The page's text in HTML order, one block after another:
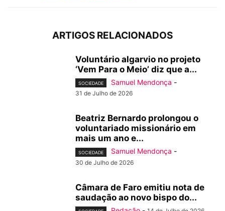
ARTIGOS RELACIONADOS
Voluntário algarvio no projeto
‘Vem Para o Meio’ diz que a...
SOCIEDADE Samuel Mendonça -
31 de Julho de 2026
Beatriz Bernardo prolongou o
voluntariado missionário em
mais um ano e...
SOCIEDADE Samuel Mendonça -
30 de Julho de 2026
Câmara de Faro emitiu nota de
saudação ao novo bispo do...